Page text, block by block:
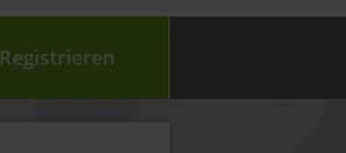
Registrieren